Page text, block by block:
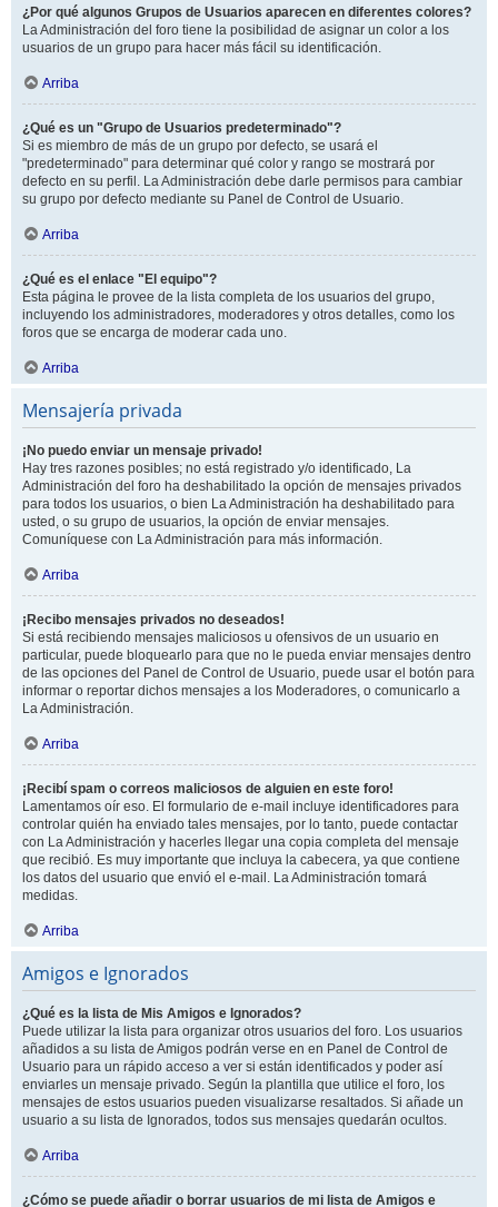
¿Por qué algunos Grupos de Usuarios aparecen en diferentes colores?
La Administración del foro tiene la posibilidad de asignar un color a los
usuarios de un grupo para hacer más fácil su identificación.
Arriba
¿Qué es un "Grupo de Usuarios predeterminado"?
Si es miembro de más de un grupo por defecto, se usará el
"predeterminado" para determinar qué color y rango se mostrará por
defecto en su perfil. La Administración debe darle permisos para cambiar
su grupo por defecto mediante su Panel de Control de Usuario.
Arriba
¿Qué es el enlace "El equipo"?
Esta página le provee de la lista completa de los usuarios del grupo,
incluyendo los administradores, moderadores y otros detalles, como los
foros que se encarga de moderar cada uno.
Arriba
Mensajería privada
¡No puedo enviar un mensaje privado!
Hay tres razones posibles; no está registrado y/o identificado, La
Administración del foro ha deshabilitado la opción de mensajes privados
para todos los usuarios, o bien La Administración ha deshabilitado para
usted, o su grupo de usuarios, la opción de enviar mensajes.
Comuníquese con La Administración para más información.
Arriba
¡Recibo mensajes privados no deseados!
Si está recibiendo mensajes maliciosos u ofensivos de un usuario en
particular, puede bloquearlo para que no le pueda enviar mensajes dentro
de las opciones del Panel de Control de Usuario, puede usar el botón para
informar o reportar dichos mensajes a los Moderadores, o comunicarlo a
La Administración.
Arriba
¡Recibí spam o correos maliciosos de alguien en este foro!
Lamentamos oír eso. El formulario de e-mail incluye identificadores para
controlar quién ha enviado tales mensajes, por lo tanto, puede contactar
con La Administración y hacerles llegar una copia completa del mensaje
que recibió. Es muy importante que incluya la cabecera, ya que contiene
los datos del usuario que envió el e-mail. La Administración tomará
medidas.
Arriba
Amigos e Ignorados
¿Qué es la lista de Mis Amigos e Ignorados?
Puede utilizar la lista para organizar otros usuarios del foro. Los usuarios
añadidos a su lista de Amigos podrán verse en en Panel de Control de
Usuario para un rápido acceso a ver si están identificados y poder así
enviarles un mensaje privado. Según la plantilla que utilice el foro, los
mensajes de estos usuarios pueden visualizarse resaltados. Si añade un
usuario a su lista de Ignorados, todos sus mensajes quedarán ocultos.
Arriba
¿Cómo se puede añadir o borrar usuarios de mi lista de Amigos e